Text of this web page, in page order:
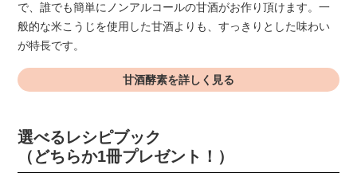
で、誰でも簡単にノンアルコールの甘酒がお作り頂けます。一
般的な米こうじを使用した甘酒よりも、すっきりとした味わい
が特長です。
甘酒酵素を詳しく見る
選べるレシピブック
（どちらか1冊プレゼント！）